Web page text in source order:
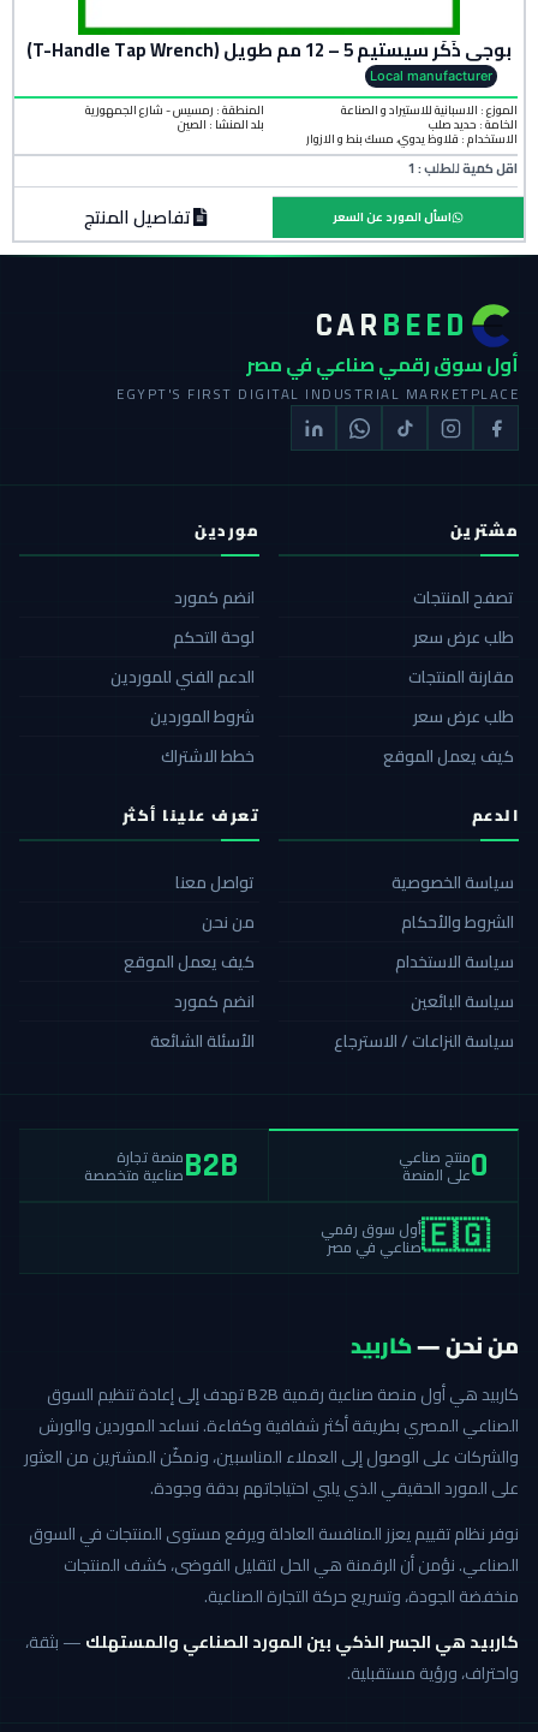
بوجي ذَكَر سيستيم 5 – 12 مم طويل (T-Handle Tap Wrench)
Local manufacturer
الموزع : الاسبانية للاستيراد و الصناعة
الخامة : حديد صلب
المنطقة : رمسيس - شارع الجمهورية
بلد المنشأ :الصين
الاستخدام : قلاوظ يدوي، مسك بنط و الازوار
اقل كمية للطلب : 1
تفاصيل المنتج اسأل المورد عن السعر
CARBEED
أول سوق رقمي صناعي في مصر
EGYPT'S FIRST DIGITAL INDUSTRIAL MARKETPLACE
مشترين
تصفح المنتجات
طلب عرض سعر
مقارنة المنتجات
طلب عرض سعر
كيف يعمل الموقع
موردين
انضم كمورد
لوحة التحكم
الدعم الفني للموردين
شروط الموردين
خطط الاشتراك
الدعم
سياسة الخصوصية
الشروط والأحكام
سياسة الاستخدام
سياسة البائعين
سياسة النزاعات / الاسترجاع
تعرف علينا أكثر
تواصل معنا
من نحن
كيف يعمل الموقع
انضم كمورد
الأسئلة الشائعة
0منتج صناعي
على المنصة B2Bمنصة تجارة
صناعية متخصصة
🇪🇬أول سوق رقمي
صناعي في مصر
من نحن —كاربيد
كاربيد هي أول منصة صناعية رقمية B2B تهدف إلى إعادة تنظيم السوق
الصناعي المصري بطريقة أكثر شفافية وكفاءة. نساعد الموردين والورش
والشركات على الوصول إلى العملاء المناسبين، ونمكّن المشترين من العثور
على المورد الحقيقي الذي يلبي احتياجاتهم بدقة وجودة.
نوفر نظام تقييم يعزز المنافسة العادلة ويرفع مستوى المنتجات في السوق
الصناعي. نؤمن أن الرقمنة هي الحل لتقليل الفوضى، كشف المنتجات
منخفضة الجودة، وتسريع حركة التجارة الصناعية.
كاربيد هي الجسر الذكي بين المورد الصناعي والمستهلك— بثقة،
واحتراف، ورؤية مستقبلية.